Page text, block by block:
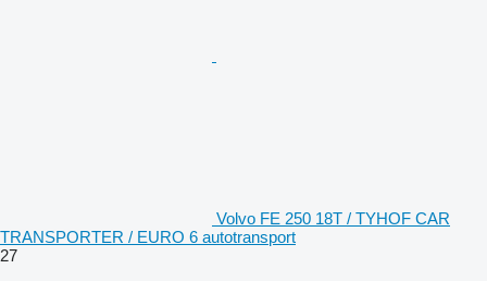
Volvo FE 250 18T / TYHOF CAR
TRANSPORTER / EURO 6 autotransport
27